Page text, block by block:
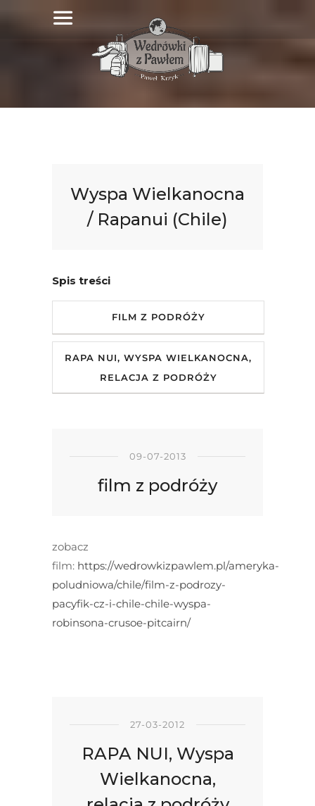
Wyspa Wielkanocna
/ Rapanui (Chile)
Spis treści
FILM Z PODRÓŻY
RAPA NUI, WYSPA WIELKANOCNA,
RELACJA Z PODRÓŻY
09-07-2013
film z podróży
zobacz
film: https://wedrowkizpawlem.pl/ameryka-
poludniowa/chile/film-z-podrozy-
pacyfik-cz-i-chile-chile-wyspa-
robinsona-crusoe-pitcairn/
27-03-2012
RAPA NUI, Wyspa
Wielkanocna,